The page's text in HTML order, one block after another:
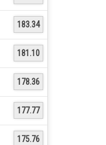
183.34
181.10
178.36
177.77
175.76